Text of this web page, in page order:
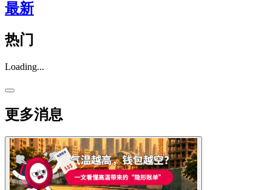
最新
热门
Loading...
更多消息